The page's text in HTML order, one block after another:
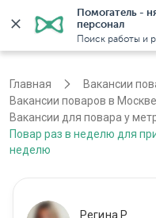
Помогатель -
персонал
Поиск работы и
Главная
Вакансии
Вакансии поваров в Москве
Вакансии для повара у
Повар раз в неделю для
неделю
Регина Р